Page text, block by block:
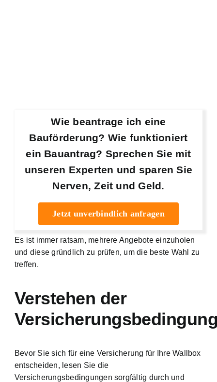
Wie beantrage ich eine
Bauförderung? Wie funktioniert
ein Bauantrag? Sprechen Sie mit
unseren Experten und sparen Sie
Nerven, Zeit und Geld.
Jetzt unverbindlich anfragen
Es ist immer ratsam, mehrere Angebote einzuholen
und diese gründlich zu prüfen, um die beste Wahl zu
treffen.
Verstehen der
Bevor Sie sich für eine Versicherung für Ihre Wallbox
entscheiden, lesen Sie die
Versicherungsbedingungen sorgfältig durch und